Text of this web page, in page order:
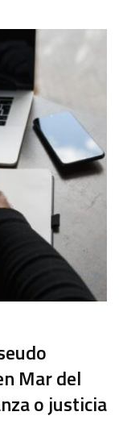
Mar del
o justicia